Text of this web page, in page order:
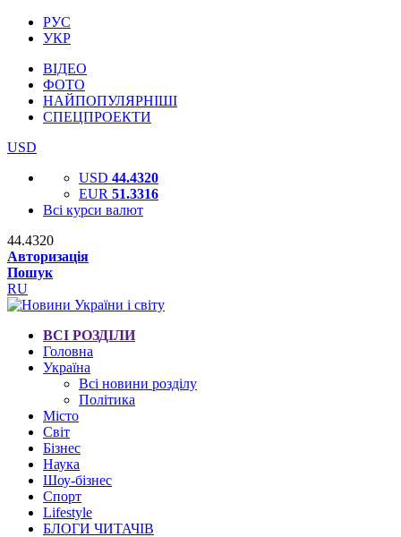
РУС
УКР
ВІДЕО
ФОТО
НАЙПОПУЛЯРНІШІ
СПЕЦПРОЕКТИ
USD
USD 44.4320
EUR 51.3316
Всі курси валют
44.4320
Авторизація
Пошук
RU
ВСІ РОЗДІЛИ
Головна
Україна
Всі новини розділу
Політика
Місто
Світ
Бізнес
Наука
Шоу-бізнес
Спорт
Lifestyle
БЛОГИ ЧИТАЧІВ